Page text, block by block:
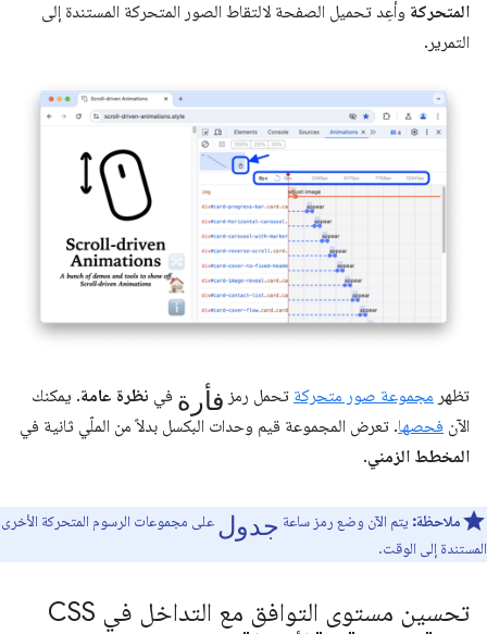
المتحركة وأعِد تحميل الصفحة لالتقاط الصور المتحركة المستندة إلى
التمرير.
تظهر مجموعة صور متحركة تحمل رمز فأرة في نظرة عامة. يمكنك
الآن فحصها. تعرض المجموعة قيم وحدات البكسل بدلاً من الملّي ثانية في
المخطط الزمني.
ملاحظة: يتم الآن وضع رمز ساعة جدول
على مجموعات الرسوم المتحركة الأخرى
المستندة إلى الوقت.
تحسين مستوى التوافق مع التداخل في CSS